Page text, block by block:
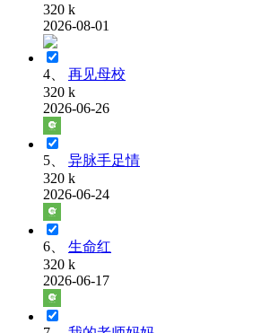
320 k
2026-08-01
4、
再见母校
320 k
2026-06-26
5、
异脉手足情
320 k
2026-06-24
6、
生命红
320 k
2026-06-17